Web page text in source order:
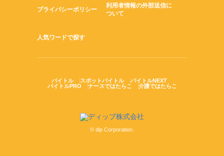
プライバシーポリシー
利用者情報の外部送信に
ついて
人気ワードで探す
バイトル スポットバイトル
バイトルNEXT
バイトルPRO
ナースではたらこ 介護ではたらこ
© dip Corporation.